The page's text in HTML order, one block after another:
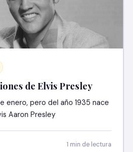
de Elvis Presley
enero, pero del año 1935 nace
Aaron Presley
1 min de lectura